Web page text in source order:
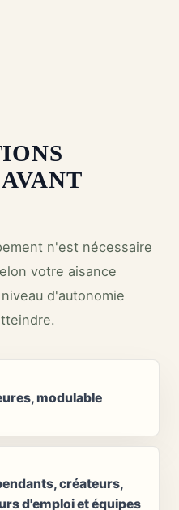
n'est nécessaire
votre aisance
d'autonomie
modulable
créateurs,
d'emploi et équipes